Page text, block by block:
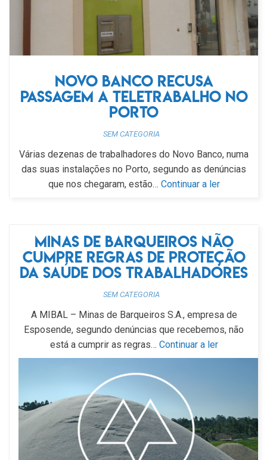
Novo Banco recusa
passagem a teletrabalho no
Porto
SEM CATEGORIA
Várias dezenas de trabalhadores do Novo Banco, numa
das suas instalações no Porto, segundo as denúncias
que nos chegaram, estão… Continuar a ler
Minas de Barqueiros não
cumpre regras de proteção
da saúde dos trabalhadores
SEM CATEGORIA
A MIBAL – Minas de Barqueiros S.A., empresa de
Esposende, segundo denúncias que recebemos, não
está a cumprir as regras… Continuar a ler